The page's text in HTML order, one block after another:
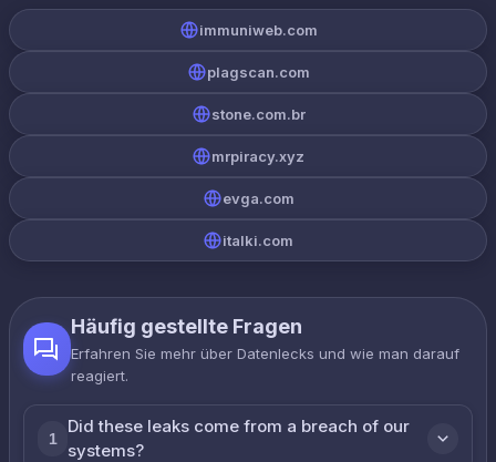
immuniweb.com
plagscan.com
stone.com.br
mrpiracy.xyz
evga.com
italki.com
Häufig gestellte Fragen
Erfahren Sie mehr über Datenlecks und wie man darauf
reagiert.
1
Did these leaks come from a breach of our
systems?